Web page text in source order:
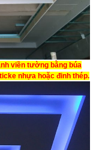
viền tường bằng búa
nhựa hoặc đinh thép.